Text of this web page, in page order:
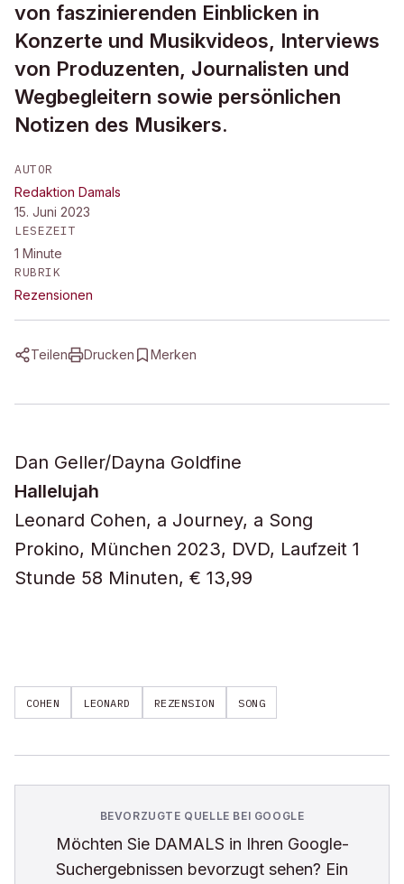
von faszinierenden Einblicken in
Konzerte und Musikvideos, Interviews
von Produzenten, Journalisten und
Wegbegleitern sowie persönlichen
Notizen des Musikers.
AUTOR
Redaktion Damals
15. Juni 2023
LESEZEIT
1 Minute
RUBRIK
Rezensionen
Teilen Drucken Merken
Dan Geller/Dayna Goldfine
Hallelujah
Leonard Cohen, a Journey, a Song
Prokino, München 2023, DVD, Laufzeit 1
Stunde 58 Minuten, € 13,99
COHEN LEONARD REZENSION SONG
BEVORZUGTE QUELLE BEI GOOGLE
Möchten Sie DAMALS in Ihren Google-
Suchergebnissen bevorzugt sehen? Ein